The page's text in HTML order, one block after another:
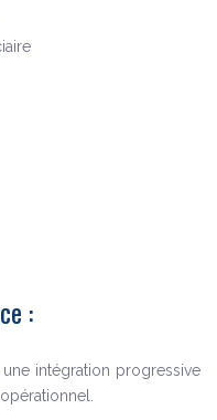
:
intégration progressive